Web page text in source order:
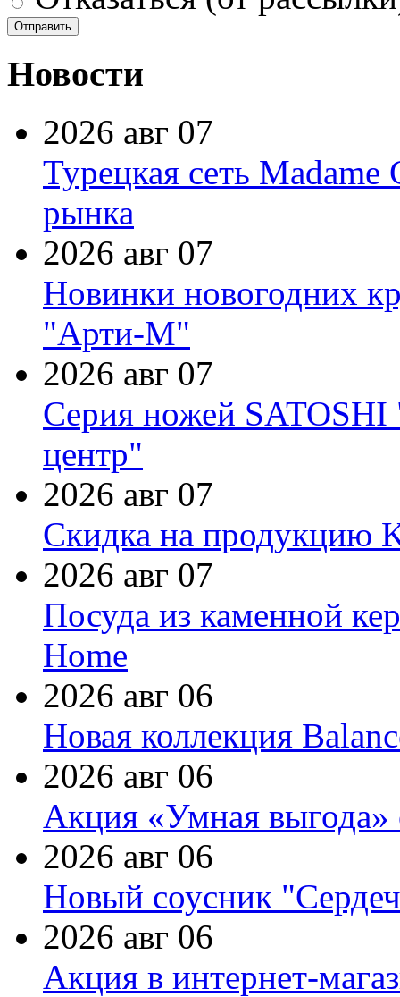
Новости
2026 авг 07
Турецкая сеть Madame
рынка
2026 авг 07
Новинки новогодних
"Арти-М"
2026 авг 07
Серия ножей
центр"
2026 авг 07
Скидка на продукцию
2026 авг 07
Посуда из каменной
Home
2026 авг 06
Новая коллекция
2026 авг 06
Акция «Умная выгода»
2026 авг 06
Новый соусник
2026 авг 06
Акция в интернет-